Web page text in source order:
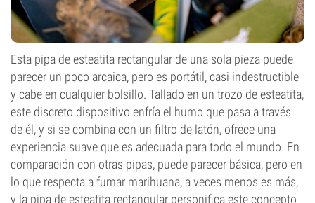
Esta pipa de esteatita rectangular de una sola pieza puede
parecer un poco arcaica, pero es portátil, casi indestructible
y cabe en cualquier bolsillo. Tallado en un trozo de esteatita,
este discreto dispositivo enfría el humo que pasa a través
de él, y si se combina con un filtro de latón, ofrece una
experiencia suave que es adecuada para todo el mundo. En
comparación con otras pipas, puede parecer básica, pero en
lo que respecta a fumar marihuana, a veces menos es más,
y la pipa de esteatita rectangular personifica este concepto